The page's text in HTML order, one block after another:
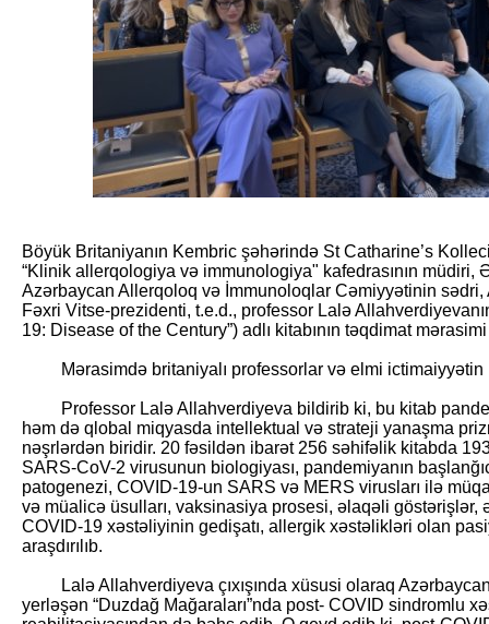
Böyük Britaniyanın Kembric şəhərində St Catharine’s
“Klinik allerqologiya və immunologiya" kafedrasının
Azərbaycan Allerqoloq və İmmunoloqlar Cəmiyyətinin sədri,
Fəxri Vitse-prezidenti, t.e.d., professor Lalə
19: Disease of the Century”) adlı kitabının təqdimat
Mərasimdə britaniyalı professorlar və elmi ictimaiyyətin
Professor Lalə Allahverdiyeva bildirib ki, bu kitab
həm də qlobal miqyasda intellektual və strateji yanaşma
nəşrlərdən biridir. 20 fəsildən ibarət 256 səhifəlik kitabda
SARS-CoV-2 virusunun biologiyası, pandemiyanın
patogenezi, COVID-19-un SARS və MERS virusları ilə
və müalicə üsulları, vaksinasiya prosesi, əlaqəli göstərişlər,
COVID-19 xəstəliyinin gedişatı, allergik xəstəlikləri olan
araşdırılıb.
Lalə Allahverdiyeva çıxışında xüsusi olaraq
yerləşən “Duzdağ Mağaraları”nda post- COVID sindromlu